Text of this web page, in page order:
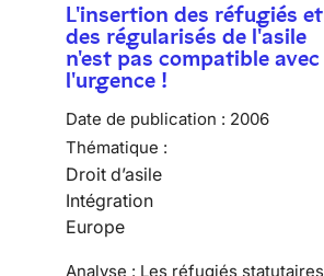
L'insertion des réfugiés et
des régularisés de l'asile
n'est pas compatible avec
l'urgence !
Date de publication : 2006
Thématique :
Droit d’asile
Intégration
Europe
Analyse : Les réfugiés statutaires